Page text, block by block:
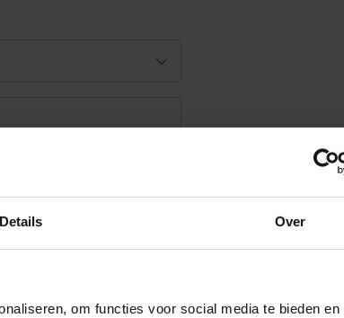
Details Over
om functies voor social media te bieden en